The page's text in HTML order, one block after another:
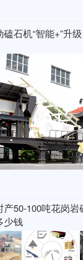
石机“智能+”升
产50-100吨花岗
少钱